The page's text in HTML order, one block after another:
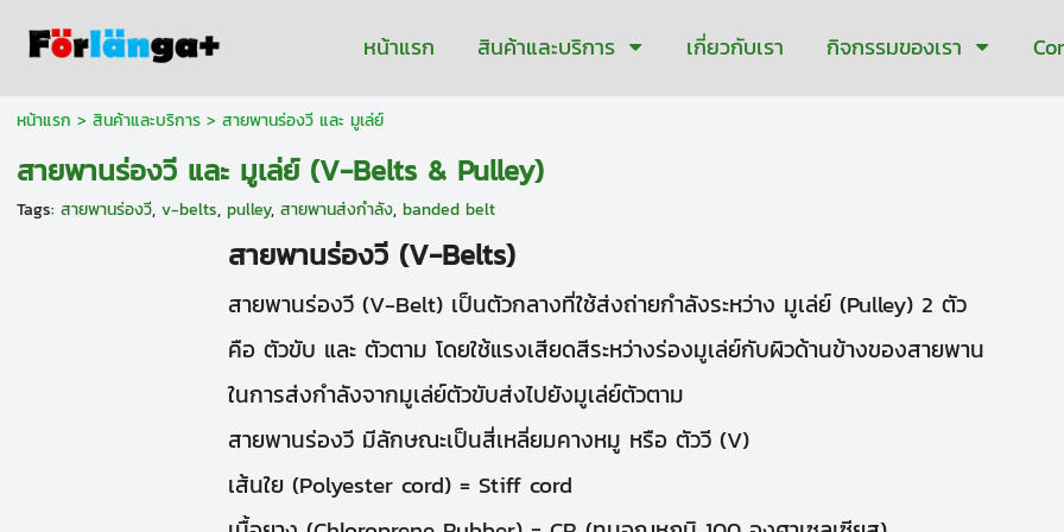
หน้าแรก สินค้าและบริการ เกี่ยวกับเรา กิจกรรมของเรา
หน้าแรก > สินค้าและบริการ > สายพานร่องวี และ มูเล่ย์
สายพานร่องวี และ มูเล่ย์ (V-Belts & Pulley)
Tags: สายพานร่องวี, v-belts, pulley, สายพานส่งกําลัง, banded belt
สายพานร่องวี (V-Belts)
สายพานร่องวี (V-Belt) เป็นตัวกลางที่ใช้ส่งถ่ายกำลังระหว่าง มูเล่ย์ (Pulley) 2 ตัว
คือ ตัวขับ และ ตัวตาม โดยใช้แรงเสียดสีระหว่างร่องมูเล่ย์กับผิวด้านข้างของสายพาน
ในการส่งกำลังจากมูเล่ย์ตัวขับส่งไปยังมูเล่ย์ตัวตาม
สายพานร่องวี มีลักษณะเป็นสี่เหลี่ยมคางหมู หรือ ตัววี (V)
เส้นใย (Polyester cord) = Stiff cord